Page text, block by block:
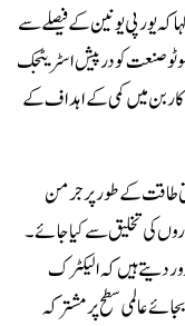
کہ یورپی یونین کے فیصلے سے
صنعت کو درپیش اسٹریٹجک
میں کمی کے اہداف کے
طاقت کے طور پر جرمن
کی تخلیق سے کیا جائے ۔
دیتے ہیں کہ الیکٹرک
عالمی سطح پر مشترکہ